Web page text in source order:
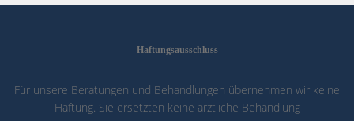
Haftungsausschluss
Für unsere Beratungen und Behandlungen übernehmen wir keine
Haftung. Sie ersetzten keine ärztliche Behandlung